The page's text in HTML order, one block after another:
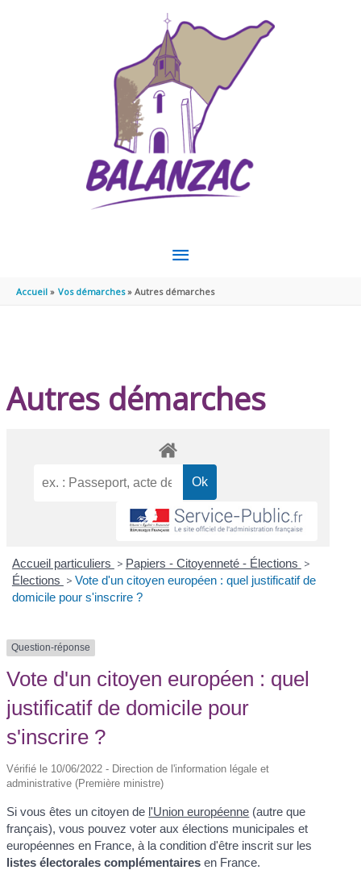
MENU
PRINCIPAL
Accueil Vos démarches Autres démarches
Autres démarches
Accueil particuliers > Papiers - Citoyenneté - Élections >
Élections > Vote d'un citoyen européen : quel justificatif de
domicile pour s'inscrire ?
Question-réponse
Vote d'un citoyen européen : quel
justificatif de domicile pour
s'inscrire ?
Vérifié le 10/06/2022 - Direction de l'information légale et
administrative (Première ministre)
Si vous êtes un citoyen de l'Union européenne (autre que
français), vous pouvez voter aux élections municipales et
européennes en France, à la condition d'être inscrit sur les
listes électorales complémentaires en France.